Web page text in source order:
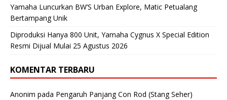
Yamaha Luncurkan BW’S Urban Explore, Matic Petualang
Bertampang Unik
Diproduksi Hanya 800 Unit, Yamaha Cygnus X Special Edition
Resmi Dijual Mulai 25 Agustus 2026
KOMENTAR TERBARU
Anonim pada Pengaruh Panjang Con Rod (Stang Seher)